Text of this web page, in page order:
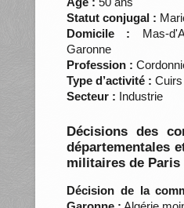
Statut conjugal :
Domicile : Mas-
Garonne
Profession :
Type d’activité :
Secteur : Industrie
Décisions des
départementales
militaires de Paris
Décision de la